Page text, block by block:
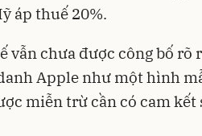
áp thuế 20%.
vẫn chưa được công bố rõ
Apple như một hình
miễn trừ cần có cam kết